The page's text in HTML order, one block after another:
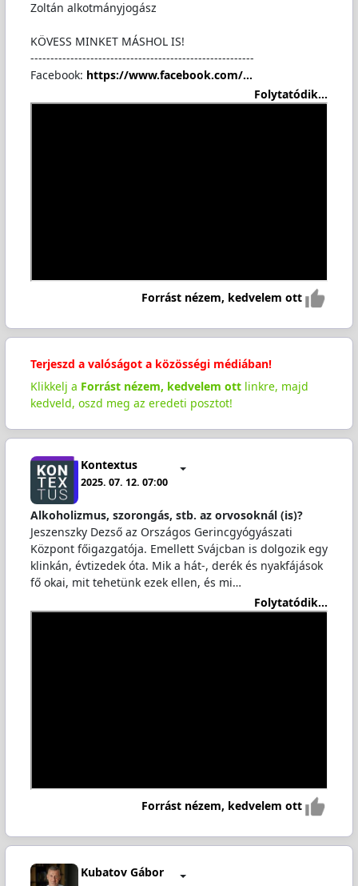
Zoltán alkotmányjogász
KÖVESS MINKET MÁSHOL IS!
--------------------------------------------------------
Facebook: https://www.facebook.com/…
Folytatódik...
Forrást nézem, kedvelem ott
Terjeszd a valóságot a közösségi médiában!
Klikkelj a Forrást nézem, kedvelem ottlinkre, majd
kedveld, oszd meg az eredeti posztot!
Kontextus
2025. 07. 12. 07:00
Alkoholizmus, szorongás, stb. az orvosoknál (is)?
Jeszenszky Dezső az Országos Gerincgyógyászati
Központ főigazgatója. Emellett Svájcban is dolgozik egy
klinkán, évtizedek óta. Mik a hát-, derék és nyakfájások
fő okai, mit tehetünk ezek ellen, és mi…
Folytatódik...
Forrást nézem, kedvelem ott
Kubatov Gábor